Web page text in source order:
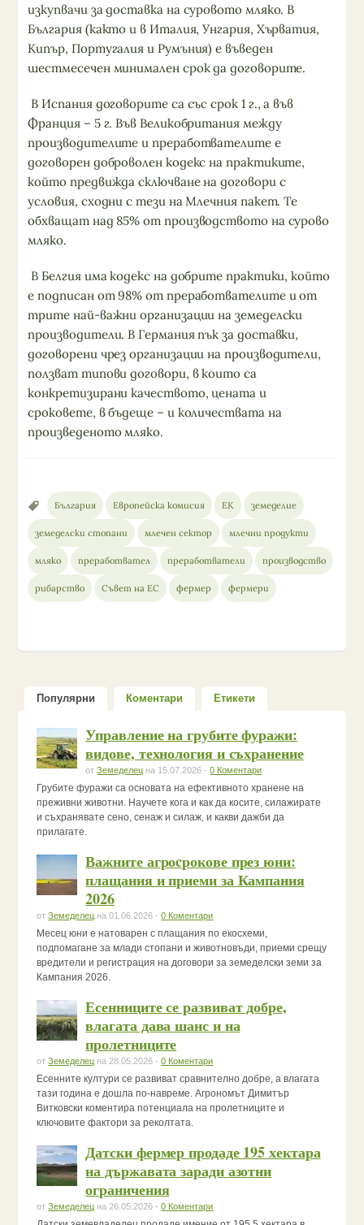
изкупвачи за доставка на суровото мляко. В
България (както и в Италия, Унгария, Хърватия,
Кипър, Португалия и Румъния) е въведен
шестмесечен минимален срок да договорите.
В Испания договорите са със срок 1 г., а във
Франция – 5 г. Във Великобритания между
производителите и преработвателите е
договорен доброволен кодекс на практиките,
който предвижда сключване на договори с
условия, сходни с тези на Млечния пакет. Те
обхващат над 85% от производството на сурово
мляко.
В Белгия има кодекс на добрите практики, който
е подписан от 98% от преработвателите и от
трите най-важни организации на земеделски
производители. В Германия пък за доставки,
договорени чрез организации на производители,
ползват типови договори, в които са
конкретизирани качеството, цената и
сроковете, в бъдеще – и количествата на
произведеното мляко.
България Европейска комисия ЕК земеделие
земеделски стопани млечен сектор млечни продукти
мляко преработвател преработватели производство
рибарство Съвет на ЕС фермер фермери
Популярни Коментари Етикети
Управление на грубите фуражи:
видове, технология и съхранение
отЗемеделец на 15.07.2026 -0 Коментари
Грубите фуражи са основата на ефективното хранене на
преживни животни. Научете кога и как да косите, силажирате
и съхранявате сено, сенаж и силаж, и какви дажби да
прилагате.
Важните агроcрокове през юни:
плащания и приеми за Кампания
2026
отЗемеделец на 01.06.2026 -0 Коментари
Месец юни е натоварен с плащания по екосхеми,
подпомагане за млади стопани и животновъди, приеми срещу
вредители и регистрация на договори за земеделски земи за
Кампания 2026.
Есенниците се развиват добре,
влагата дава шанс и на
пролетниците
отЗемеделец на 28.05.2026 -0 Коментари
Есенните култури се развиват сравнително добре, а влагата
тази година е дошла по-навреме. Агрономът Димитър
Витковски коментира потенциала на пролетниците и
ключовите фактори за реколтата.
Датски фермер продаде 195 хектара
на държавата заради азотни
ограничения
отЗемеделец на 26.05.2026 -0 Коментари